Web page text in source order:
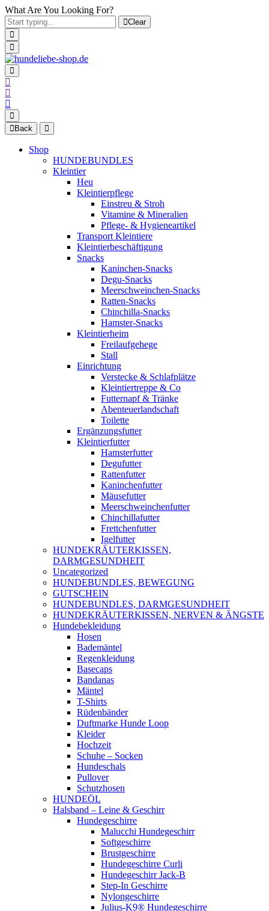
What Are You Looking For?
Clear
Back
Shop
HUNDEBUNDLES
Kleintier
Heu
Kleintierpflege
Einstreu & Stroh
Vitamine & Mineralien
Pflege- & Hygieneartikel
Transport Kleintiere
Kleintierbeschäftigung
Snacks
Kaninchen-Snacks
Degu-Snacks
Meerschweinchen-Snacks
Ratten-Snacks
Chinchilla-Snacks
Hamster-Snacks
Kleintierheim
Freilaufgehege
Stall
Einrichtung
Verstecke & Schlafplätze
Kleintiertreppe & Co
Futternapf & Tränke
Abenteuerlandschaft
Toilette
Ergänzungsfutter
Kleintierfutter
Hamsterfutter
Degufutter
Rattenfutter
Kaninchenfutter
Mäusefutter
Meerschweinchenfutter
Chinchillafutter
Frettchenfutter
Igelfutter
HUNDEKRÄUTERKISSEN,
DARMGESUNDHEIT
Uncategorized
HUNDEBUNDLES, BEWEGUNG
GUTSCHEIN
HUNDEBUNDLES, DARMGESUNDHEIT
HUNDEKRÄUTERKISSEN, NERVEN & ÄNGSTE
Hundebekleidung
Hosen
Bademäntel
Regenkleidung
Basecaps
Bandanas
Mäntel
T-Shirts
Rüdenbänder
Duftmarke Hunde Loop
Kleider
Hochzeit
Schuhe – Socken
Hundeschals
Pullover
Schutzhosen
HUNDEÖL
Halsband – Leine & Geschirr
Hundegeschirre
Malucchi Hundegeschirr
Softgeschirre
Brustgeschirre
Hundegeschirre Curli
Hundegeschirr Jack-B
Step-In Geschirre
Nylongeschirre
Julius-K9® Hundegeschirre